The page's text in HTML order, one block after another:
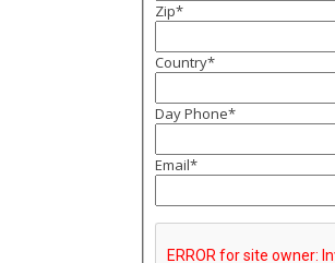
Zip*
Country*
Day Phone*
Email*